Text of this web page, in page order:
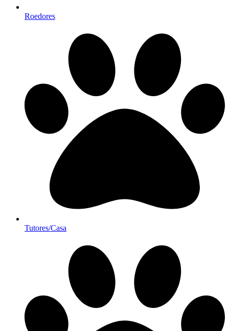
Roedores
Tutores/Casa